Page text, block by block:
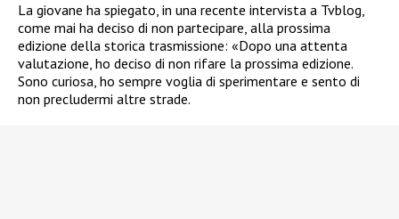
La giovane ha spiegato, in una recente intervista a Tvblog,
come mai ha deciso di non partecipare, alla prossima
edizione della storica trasmissione: «Dopo una attenta
valutazione, ho deciso di non rifare la prossima edizione.
Sono curiosa, ho sempre voglia di sperimentare e sento di
non precludermi altre strade.